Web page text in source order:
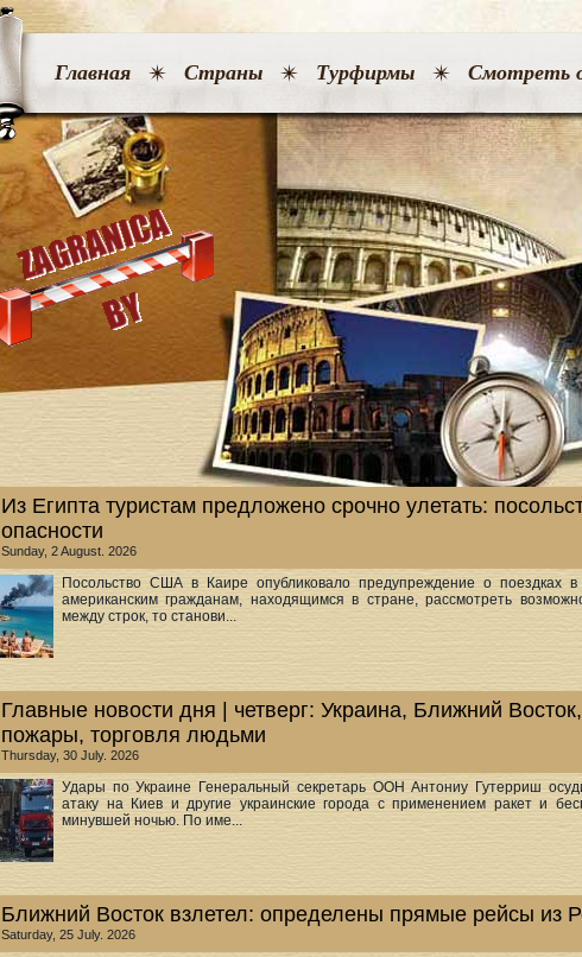
Главная Страны Турфирмы Смотреть
Из Египта туристам предложено срочно улетать:
опасности
Sunday, 2 August. 2026
Посольство США в Каире опубликовало предупреждение о поездках
американским гражданам, находящимся в стране, рассмотреть
между строк, то станови...
Главные новости дня | четверг: Украина, Ближний
пожары, торговля людьми
Thursday, 30 July. 2026
Удары по Украине Генеральный секретарь ООН Антониу Гутерриш
атаку на Киев и другие украинские города с применением ракет и
минувшей ночью. По име...
Ближний Восток взлетел: определены прямые рейсы из
Saturday, 25 July. 2026